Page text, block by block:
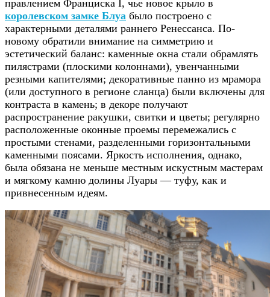
правлением Франциска I, чье новое крыло в
королевском замке Блуа было построено с
характерными деталями раннего Ренессанса. По-
новому обратили внимание на симметрию и
эстетический баланс: каменные окна стали обрамлять
пилястрами (плоскими колоннами), увенчанными
резными капителями; декоративные панно из мрамора
(или доступного в регионе сланца) были включены для
контраста в камень; в декоре получают
распространение ракушки, свитки и цветы; регулярно
расположенные оконные проемы перемежались с
простыми стенами, разделенными горизонтальными
каменными поясами. Яркость исполнения, однако,
была обязана не меньше местным искустным мастерам
и мягкому камню долины Луары — туфу, как и
привнесенным идеям.